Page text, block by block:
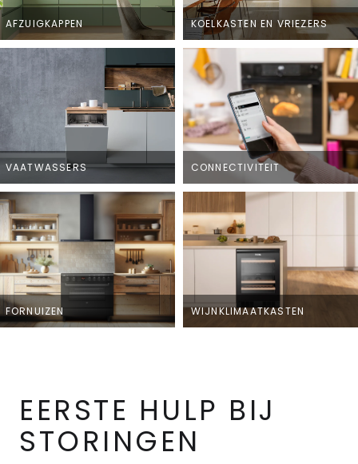
AFZUIGKAPPEN KOELKASTEN EN VRIEZERS
VAATWASSERS CONNECTIVITEIT
FORNUIZEN WIJNKLIMAATKASTEN
EERSTE HULP BIJ
STORINGEN